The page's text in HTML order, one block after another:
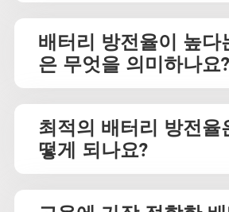
배터리 방전율이 높다
은 무엇을 의미하나요?
최적의 배터리 방전율
떻게 되나요?